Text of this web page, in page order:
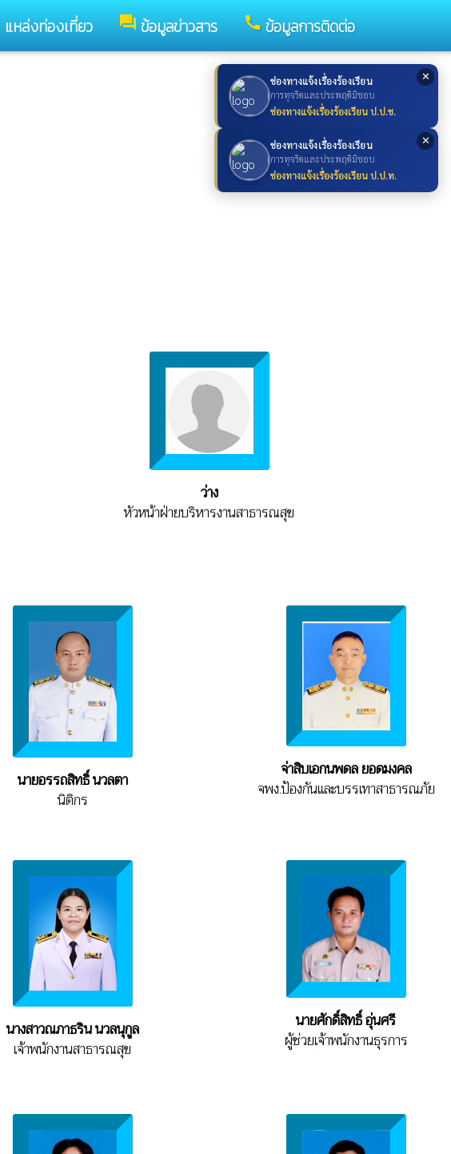
✕
ช่องทางแจ้งเรื่องร้องเรียน
การทุจริตและประพฤติมิชอบ
ช่องทางแจ้งเรื่องร้องเรียน ป.ป.ช.
✕
ช่องทางแจ้งเรื่องร้องเรียน
การทุจริตและประพฤติมิชอบ
ช่องทางแจ้งเรื่องร้องเรียน ป.ป.ท.
แหล่งท่องเที่ยว forum ข้อมูลข่าวสาร call ข้อมูลการติดต่อ
ว่าง
หัวหน้าฝ่ายบริหารงานสาธารณสุข
นายอรรถสิทธิ์ นวลตา
นิติกร
จ่าสิบเอกนพดล ยอดมงคล
จพง.ป้องกันและบรรเทาสาธารณภัย
นางสาวณภาธริน นวลนุกูล
เจ้าพนักงานสาธารณสุข
นายศักดิ์สิทธิ์ อุ่นศรี
ผู้ช่วยเจ้าพนักงานธุรการ